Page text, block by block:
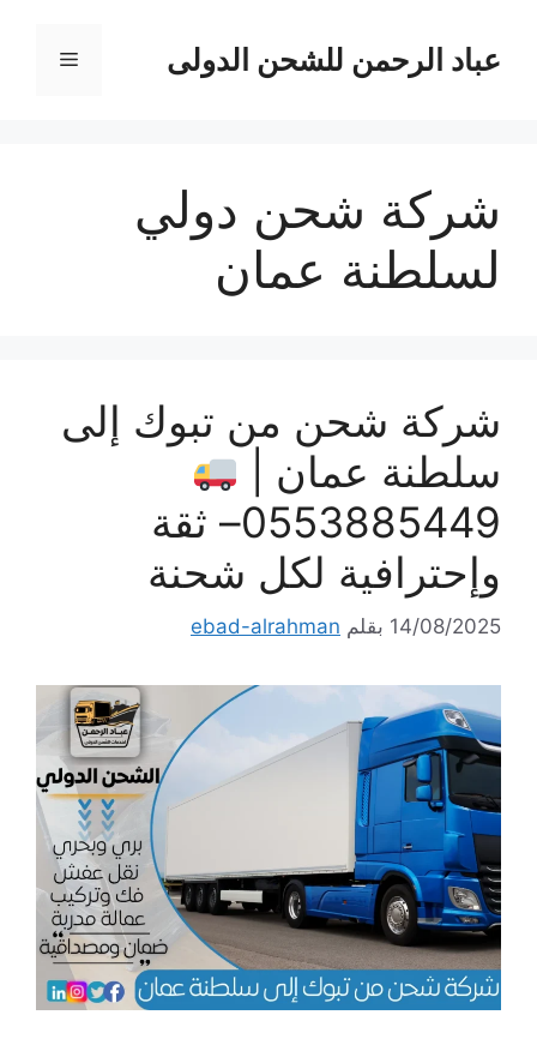
المحتوىعباد الرحمن للشحن الدولى القائمة
شركة شحن دولي
لسلطنة عمان
شركة شحن من تبوك إلى
سلطنة عمان |
0553885449– ثقة
وإحترافية لكل شحنة
14/08/2025 بقلم ebad-alrahman